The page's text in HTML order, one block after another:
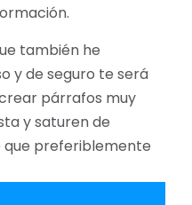
también he
y de seguro te será
párrafos muy
y saturen de
que preferiblemente